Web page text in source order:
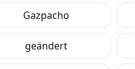
Gazpacho
geändert